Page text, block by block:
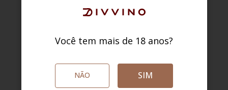
Você tem mais de 18 anos?
NÃO SIM